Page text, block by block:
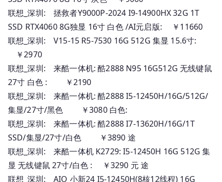
联想_深圳: 拯救者Y9000P-2024 I9-14900HX 32G 1T
SSD RTX4060 8G独显 16寸 白色 /AI元启版: ￥11660
联想_深圳: V15-15 R5-7530 16G 512G 集显 15.6寸:
￥2970
联想_深圳: 来酷一体机: 酷2888 N95 16G512G 无线键鼠
27寸 白色 : ￥2190
联想_深圳: 来酷一体机: 酷2888 I5-12450H/16G/512G/
集显/27寸/黑色 ￥3080 白色:
联想_深圳: 来酷一体机: 酷2888 I7-13620H/16G/1T
SSD/集显/27寸/白色 ￥3890 途
联想_深圳: 来酷一体机 K2729: I5-12450H 16G 512G 集
显 无线键鼠 27寸/白色 : ￥3290 元 途
联想_深圳: AIO 小新24 I5-12450H(8核12线程) 16G